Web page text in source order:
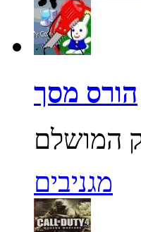
הורס מסך
מגניבים